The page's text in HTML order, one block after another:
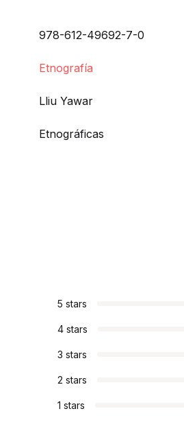
978-612-49692-7-0
Etnografía
Lliu Yawar
Etnográficas
5 stars
4 stars
3 stars
2 stars
1 stars